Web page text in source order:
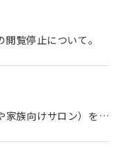
覧停止について。
サロン）を開催します。